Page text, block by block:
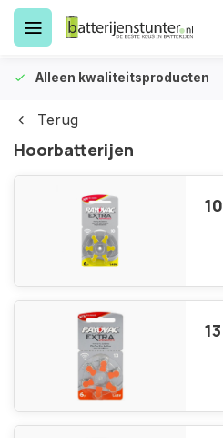
Alleen kwaliteitsproducten
Terug
Hoorbatterijen
10
13